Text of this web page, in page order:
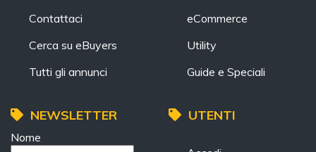
Contattaci
Cerca su eBuyers
Tutti gli annunci
eCommerce
Utility
Guide e Speciali
NEWSLETTER
Nome
UTENTI